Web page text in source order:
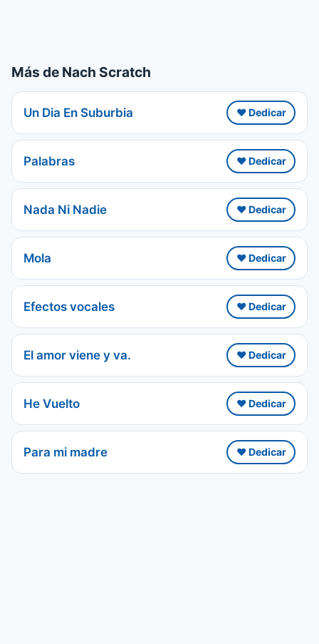
Más de Nach Scratch
Un Dia En Suburbia ❤️ Dedicar
Palabras ❤️ Dedicar
Nada Ni Nadie ❤️ Dedicar
Mola ❤️ Dedicar
Efectos vocales ❤️ Dedicar
El amor viene y va. ❤️ Dedicar
He Vuelto ❤️ Dedicar
Para mi madre ❤️ Dedicar